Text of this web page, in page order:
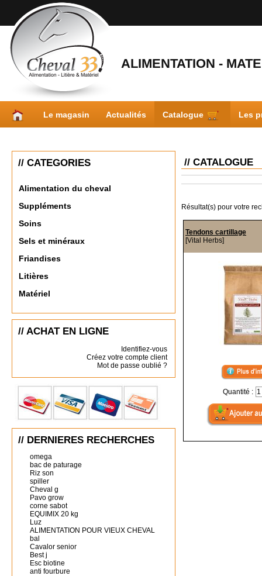
ALIMENTATION -
Le magasin Actualités Catalogue Les
// CATEGORIES
Alimentation du cheval
Suppléments
Soins
Sels et minéraux
Friandises
Litières
Matériel
// ACHAT EN LIGNE
Identifiez-vous
Créez votre compte client
Mot de passe oublié ?
// DERNIERES RECHERCHES
omega
bac de paturage
Riz son
spiller
Cheval g
Pavo grow
corne sabot
EQUIMIX 20 kg
Luz
ALIMENTATION POUR VIEUX CHEVAL
bal
Cavalor senior
Best j
Esc biotine
anti fourbure
// CATALOGUE
Résultat(s) pour votre
Tendons cartillage
[Vital Herbs]
Quantité :